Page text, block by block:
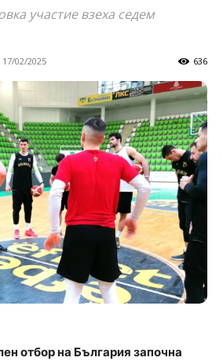
участие взеха седем
17/02/2025 636
отбор на България започна